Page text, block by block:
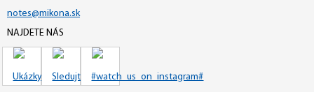
notes@mikona.sk
NAJDETE NÁS